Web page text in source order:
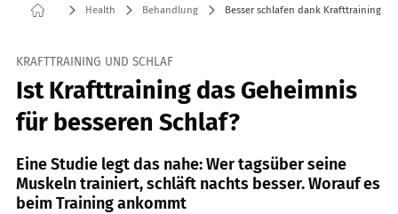
Health Behandlung Besser schlafen dank Krafttraining
KRAFTTRAINING UND SCHLAF
Ist Krafttraining das Geheimnis
für besseren Schlaf?​
Eine Studie legt das nahe: Wer tagsüber seine
Muskeln trainiert, schläft nachts besser. Worauf es
beim Training ankommt